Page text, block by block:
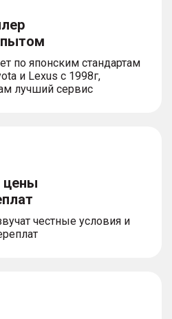
по японским стандартам
и Lexus с 1998г,
лучший сервис
цены
честные условия и